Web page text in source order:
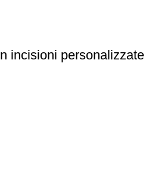
incisioni personalizzate